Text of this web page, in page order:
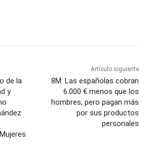
de la
y
Artículo siguiente
8M: Las españolas cobran
6.000 € menos que los
hombres, pero pagan más
por sus productos
personales